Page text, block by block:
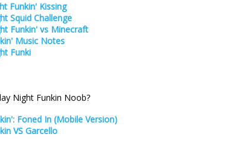
Funkin' Kissing
Squid Challenge
Funkin' vs Minecraft
Music Notes
Funki
Night Funkin Noob?
Foned In (Mobile Version)
VS Garcello